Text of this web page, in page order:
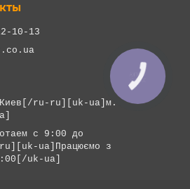
10-13
ru-ru][uk-ua]м.
с 9:00 до
ua]Працюємо з
uk-ua]
КНОПКА
ЗВ'ЯЗКУ